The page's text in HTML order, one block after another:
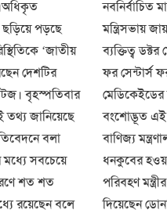
পড়ছে
‘জাতীয়
দেশটির
বৃহস্পতিবার
তথ্য জানিয়েছে
বলা
সবচেয়ে
শত শত
রয়েছেন বলে
নবনির্বাচিত
মন্ত্রিসভায়
ব্যক্তিত্ব
ফর সেন্টার্স
বংশোদ্ভূত
বাণিজ্য
ধনকুবের
পরিবহণ
দিয়েছেন